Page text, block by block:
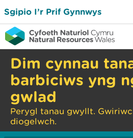
Sgipio I’r Prif Gynnwys
Dim cynnau
barbiciws yng
gwlad
Perygl tanau gwyllt.
diogelwch.